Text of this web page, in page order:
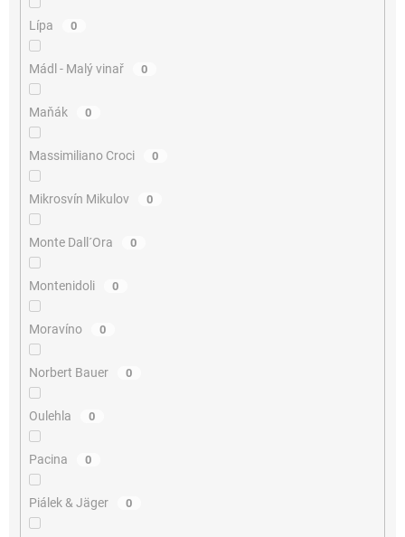
Lípa 0
Mádl - Malý vinař 0
Maňák 0
Massimiliano Croci 0
Mikrosvín Mikulov 0
Monte Dall´Ora 0
Montenidoli 0
Moravíno 0
Norbert Bauer 0
Oulehla 0
Pacina 0
Piálek & Jäger 0